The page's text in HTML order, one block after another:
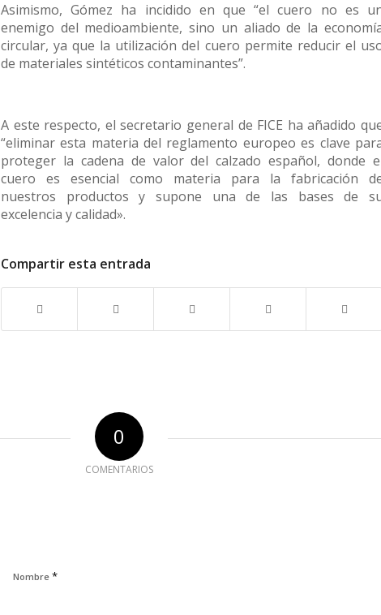
Asimismo, Gómez ha incidido en que “el cuero no es
enemigo del medioambiente, sino un aliado de la
circular, ya que la utilización del cuero permite reducir el
de materiales sintéticos contaminantes”.
A este respecto, el secretario general de FICE ha añadido
“eliminar esta materia del reglamento europeo es clave
proteger la cadena de valor del calzado español, donde
cuero es esencial como materia para la fabricación
nuestros productos y supone una de las bases de
excelencia y calidad».
Compartir esta entrada
0
COMENTARIOS
Nombre *